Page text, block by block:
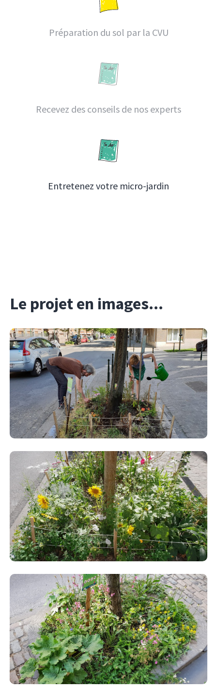
Préparation du sol par la CVU
Recevez des conseils de nos experts
Entretenez votre micro-jardin
Le projet en images...